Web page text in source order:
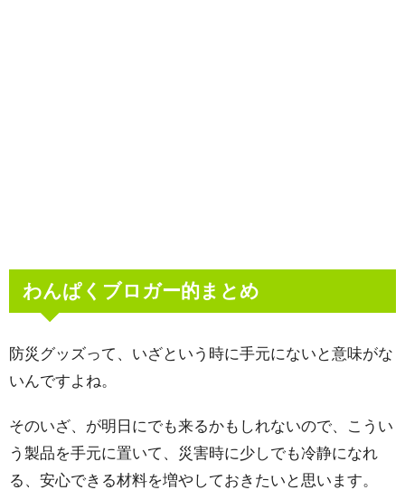
わんぱくブロガー的まとめ
防災グッズって、いざという時に手元にないと意味がな
いんですよね。
そのいざ、が明日にでも来るかもしれないので、こうい
う製品を手元に置いて、災害時に少しでも冷静になれ
る、安心できる材料を増やしておきたいと思います。